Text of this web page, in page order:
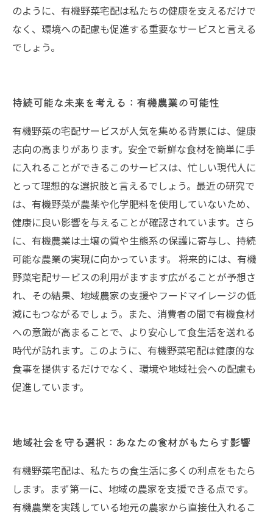
のように、有機野菜宅配は私たちの健康を支えるだけで
なく、環境への配慮も促進する重要なサービスと言える
でしょう。
持続可能な未来を考える：有機農業の可能性
有機野菜の宅配サービスが人気を集める背景には、健康
志向の高まりがあります。安全で新鮮な食材を簡単に手
に入れることができるこのサービスは、忙しい現代人に
とって理想的な選択肢と言えるでしょう。最近の研究で
は、有機野菜が農薬や化学肥料を使用していないため、
健康に良い影響を与えることが確認されています。さら
に、有機農業は土壌の質や生態系の保護に寄与し、持続
可能な農業の実現に向かっています。 将来的には、有機
野菜宅配サービスの利用がますます広がることが予想さ
れ、その結果、地域農家の支援やフードマイレージの低
減にもつながるでしょう。また、消費者の間で有機食材
への意識が高まることで、より安心して食生活を送れる
時代が訪れます。このように、有機野菜宅配は健康的な
食事を提供するだけでなく、環境や地域社会への配慮も
促進しています。
地域社会を守る選択：あなたの食材がもたらす影響
有機野菜宅配は、私たちの食生活に多くの利点をもたら
します。まず第一に、地域の農家を支援できる点です。
有機農業を実践している地元の農家から直接仕入れるこ